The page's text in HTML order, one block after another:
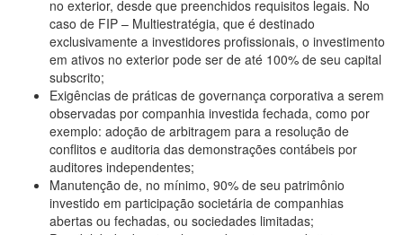
no exterior, desde que preenchidos requisitos legais. No
caso de FIP – Multiestratégia, que é destinado
exclusivamente a investidores profissionais, o investimento
em ativos no exterior pode ser de até 100% de seu capital
subscrito;
Exigências de práticas de governança corporativa a serem
observadas por companhia investida fechada, como por
exemplo: adoção de arbitragem para a resolução de
conflitos e auditoria das demonstrações contábeis por
auditores independentes;
Manutenção de, no mínimo, 90% de seu patrimônio
investido em participação societária de companhias
abertas ou fechadas, ou sociedades limitadas;